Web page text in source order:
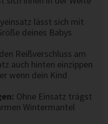
lässt sich mit
deines Babys
Reißverschluss am
auch hinten einzippen
wenn dein Kind
Ohne Einsatz trägst
Wintermantel